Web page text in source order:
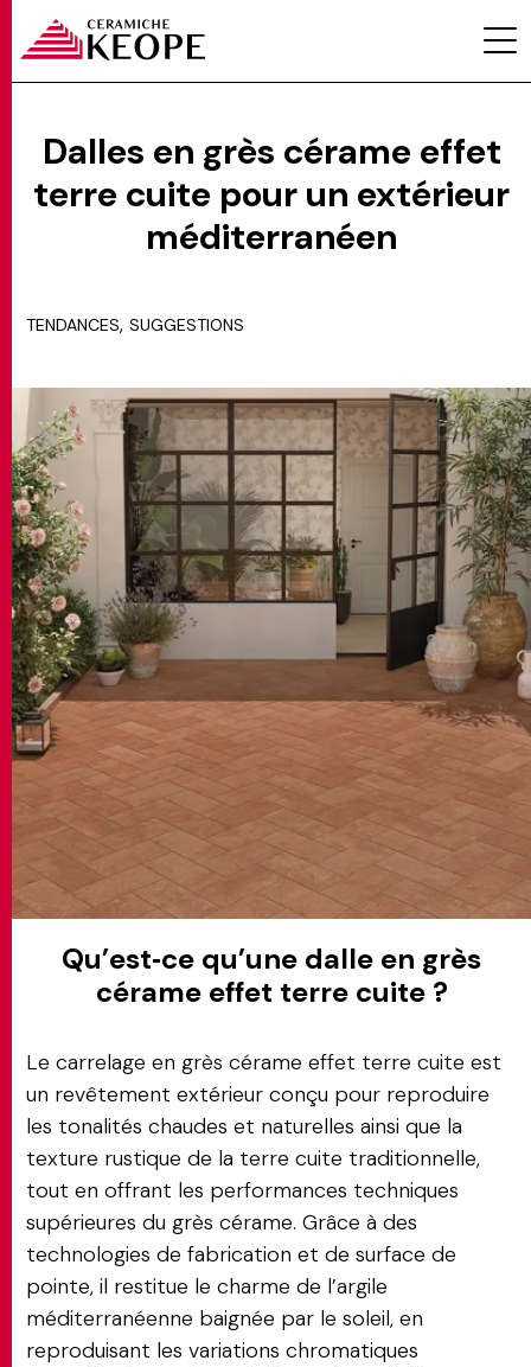
MAGAZINE
CONTACTS
MATCH APP
RECHERCHE
ESPACE RÉSERVÉ
Dalles en grès cérame effet
terre cuite pour un extérieur
méditerranéen
TENDANCES, SUGGESTIONS
Qu’est‑ce qu’une dalle en grès
cérame effet terre cuite ?
Le carrelage en grès cérame effet terre cuite est
un revêtement extérieur conçu pour reproduire
les tonalités chaudes et naturelles ainsi que la
texture rustique de la terre cuite traditionnelle,
tout en offrant les performances techniques
supérieures du grès cérame. Grâce à des
technologies de fabrication et de surface de
pointe, il restitue le charme de l’argile
méditerranéenne baignée par le soleil, en
reproduisant les variations chromatiques